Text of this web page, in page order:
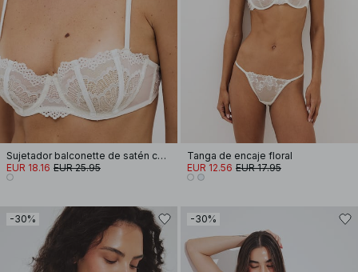
Sujetador balconette de satén con volantes
EUR 18.16 EUR 25.95
Tanga de encaje floral
EUR 12.56 EUR 17.95
-30% -30%